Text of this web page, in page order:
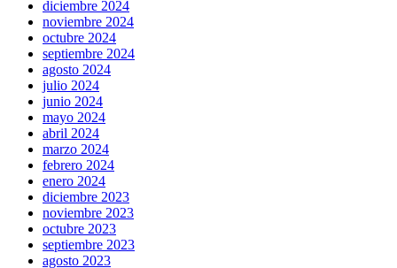
diciembre 2024
noviembre 2024
octubre 2024
septiembre 2024
agosto 2024
julio 2024
junio 2024
mayo 2024
abril 2024
marzo 2024
febrero 2024
enero 2024
diciembre 2023
noviembre 2023
octubre 2023
septiembre 2023
agosto 2023